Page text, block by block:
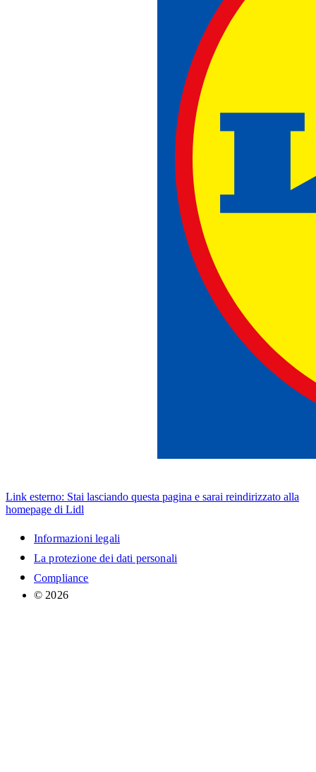
Link esterno: Stai lasciando questa pagina e sarai reindirizzato alla
homepage di Lidl
Informazioni legali
La protezione dei dati personali
Compliance
© 2026